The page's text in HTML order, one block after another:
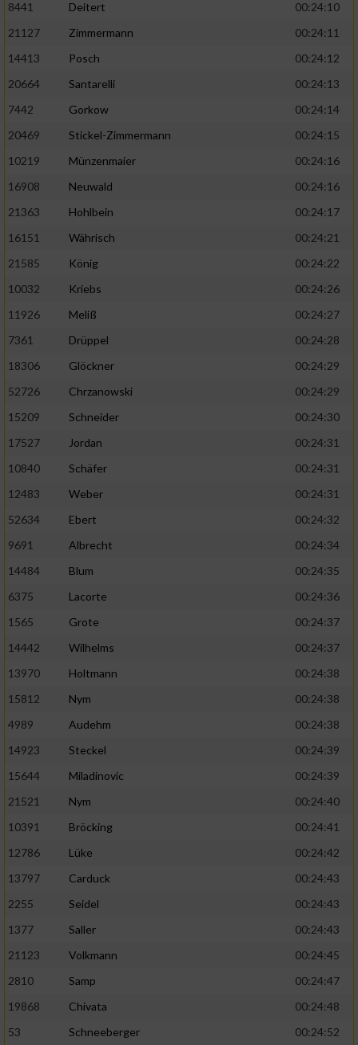
8441 Deitert
00:24:10
21127
Zimmermann
00:24:11
14413
Posch
00:24:12
20664
Santarelli
00:24:13
7442
Gorkow
00:24:14
20469
Stickel-Zimmermann
00:24:15
10219
Münzenmaier
00:24:16
16908
Neuwald
00:24:16
21363
Hohlbein
00:24:17
16151
Währisch
00:24:21
21585
König
00:24:22
10032
Kriebs
00:24:26
11926
Meliß
00:24:27
7361
Drüppel
00:24:28
18306
Glöckner
00:24:29
52726
Chrzanowski
00:24:29
15209
Schneider
00:24:30
17527
Jordan
00:24:31
10840
Schäfer
00:24:31
12483
Weber
00:24:31
52634
Ebert
00:24:32
9691
Albrecht
00:24:34
14484
Blum
00:24:35
6375
Lacorte
00:24:36
1565
Grote
00:24:37
14442
Wilhelms
00:24:37
13970
Holtmann
00:24:38
15812
Nym
00:24:38
4989
Audehm
00:24:38
14923
Steckel
00:24:39
15644
Miladinovic
00:24:39
21521
Nym
00:24:40
10391
Bröcking
00:24:41
12786
Lüke
00:24:42
13797
Carduck
00:24:43
2255
Seidel
00:24:43
1377
Saller
00:24:43
21123
Volkmann
00:24:45
2810
Samp
00:24:47
19868
Chivata
00:24:48
53
Schneeberger
00:24:52